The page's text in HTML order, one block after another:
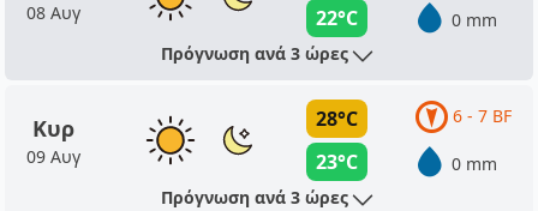
08 Αυγ
22°C
0 mm
Πρόγνωση ανά 3 ώρες
Κυρ
09 Αυγ
28°C
23°C
6 - 7 BF
0 mm
Πρόγνωση ανά 3 ώρες